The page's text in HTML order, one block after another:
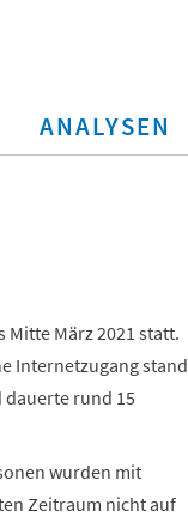
ANALYSEN
März 2021 statt.
Internetzugang stand
dauerte rund 15
wurden mit
Zeitraum nicht auf